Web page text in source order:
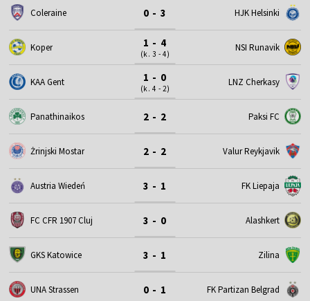
Coleraine 0 - 3 HJK Helsinki
Koper 1 - 4
(k. 3 - 4)
NSI Runavik
KAA Gent 1 - 0
(k. 4 - 2)
LNZ Cherkasy
Panathinaikos 2 - 2 Paksi FC
Żrinjski Mostar 2 - 2 Valur Reykjavik
Austria Wiedeń 3 - 1 FK Liepaja
FC CFR 1907 Cluj 3 - 0 Alashkert
GKS Katowice 3 - 1 Zilina
UNA Strassen 0 - 1 FK Partizan Belgrad